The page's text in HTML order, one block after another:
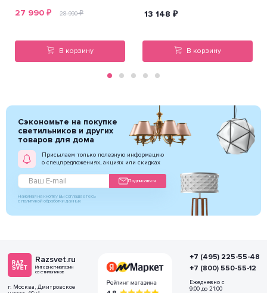
27 990 ₽ 28 990₽
В корзину
13 148 ₽
В корзину
Сэкономьте на покупке
светильников и других
товаров для дома
Присылаем только полезную информацию
о спецпредложениях, акциях или скидках
Подписаться
Нажимая на кнопку Вы соглашаетесь
с политикой обработки данных
Razsvet.ru
Интернет-магазин
светильников
г. Москва, Дмитровское
+7 (495) 225-55-48
+7 (800) 550-55-12
Ежедневно с
9:00 до 21:00